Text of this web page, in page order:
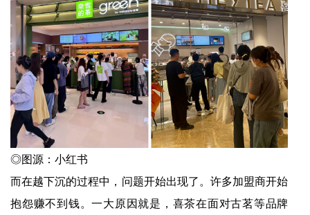
◎图源：小红书
而在越下沉的过程中，问题开始出现了。许多加盟商开始
抱怨赚不到钱。一大原因就是，喜茶在面对古茗等品牌